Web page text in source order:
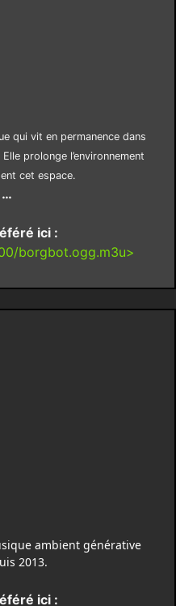
qui vit en permanence dans
prolonge l’environnement
cet espace.
…
ici :
borgbot.ogg.m3u>
ambient générative
2013.
ici :